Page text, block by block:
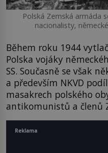
Polská Zemská armáda
nacionalisty,
Během roku 1944
Polska vojáky
SS. Současně se však
a především NKVD
masakrech polského
antikomunistů a členů
Reklama